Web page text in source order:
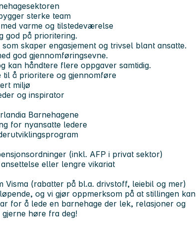
sterke team
varme og tilstedeværelse
god på prioritering.
skaper engasjement og trivsel blant ansatte.
god gjennomføringsevne.
kan håndtere flere oppgaver samtidig.
å prioritere og gjennomføre
miljø
og inspirator
Barnehagene
for nyansatte ledere
(inkl. AFP i privat sektor)
eller lengre vikariat
Visma (rabatter på bl.a. drivstoff, leiebil og mer)
og vi gjør oppmerksom på at stillingen kan
for å lede en barnehage der lek, relasjoner og
gjerne høre fra deg!